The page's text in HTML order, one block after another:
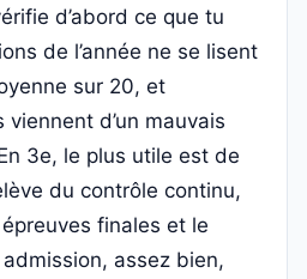
d’abord ce que tu
de l’année ne se lisent
sur 20, et
viennent d’un mauvais
3e, le plus utile est de
du contrôle continu,
finales et le
assez bien,